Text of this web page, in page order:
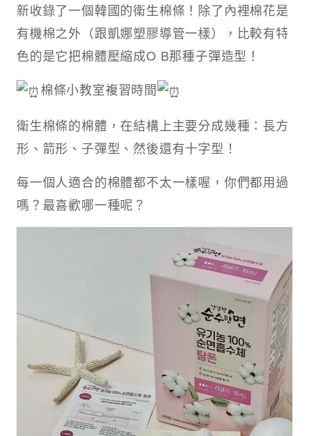
新收錄了一個韓國的衛生棉條！除了內裡棉花是
有機棉之外（跟凱娜塑膠導管一樣），比較有特
色的是它把棉體壓縮成O B那種子彈造型！
棉條小教室複習時間
衛生棉條的棉體，在結構上主要分成幾種：長方
形、箭形、子彈型、然後還有十字型！
每一個人適合的棉體都不太一樣喔，你們都用過
嗎？最喜歡哪一種呢？